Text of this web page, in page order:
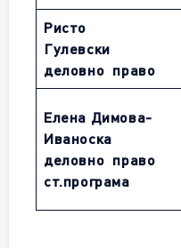
Ристо
Гулевски
деловно право
Елена Димова-
Иваноска
деловно право
ст.програма